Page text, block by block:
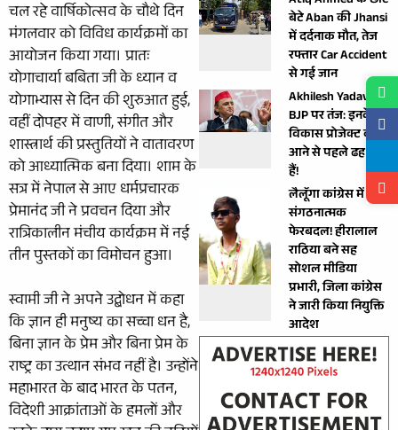
चल रहे वार्षिकोत्सव के चौथे दिन
मंगलवार को विविध कार्यक्रमों का
आयोजन किया गया। प्रातः
योगाचार्या बबिता जी के ध्यान व
योगाभ्यास से दिन की शुरुआत हुई,
वहीं दोपहर में वाणी, संगीत और
शास्त्रार्थ की प्रस्तुतियों ने वातावरण
को आध्यात्मिक बना दिया। शाम के
सत्र में नेपाल से आए धर्मप्रचारक
प्रेमानंद जी ने प्रवचन दिया और
रात्रिकालीन मंचीय कार्यक्रम में नई
तीन पुस्तकों का विमोचन हुआ।
स्वामी जी ने अपने उद्बोधन में कहा
कि ज्ञान ही मनुष्य का सच्चा धन है,
बिना ज्ञान के प्रेम और बिना प्रेम के
राष्ट्र का उत्थान संभव नहीं है। उन्होंने
महाभारत के बाद भारत के पतन,
विदेशी आक्रांताओं के हमलों और
बेटे Aban की Jhansi
में दर्दनाक मौत, तेज
रफ्तार Car Accident
से गई जान
Akhilesh Yadav का
BJP पर तंज: इनके
विकास प्रोजेक्ट काम
आने से पहले ढह जाते
हैं!
लैलूँगा कांग्रेस में बड़ा
संगठनात्मक
फेरबदल! हीरालाल
राठिया बने सह
सोशल मीडिया
प्रभारी, जिला कांग्रेस
ने जारी किया नियुक्ति
आदेश